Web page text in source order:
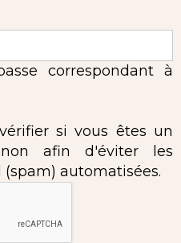
correspondant à
si vous êtes un
afin d'éviter les
automatisées.